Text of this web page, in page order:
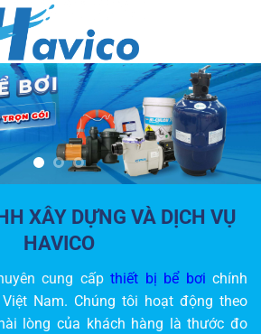
XÂY DỰNG VÀ DỊCH VỤ
HAVICO
cung cấp thiết bị bể bơi chính
Nam. Chúng tôi hoạt động theo
lòng của khách hàng là thước đo